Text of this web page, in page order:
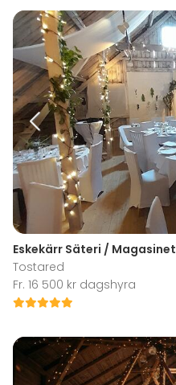
Eskekärr Säteri / Magasinet
Tostared
Fr. 16 500 kr dagshyra